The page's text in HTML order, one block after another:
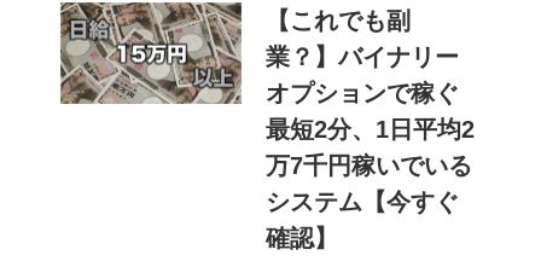
【これでも副
業？】バイナリー
オプションで稼ぐ
最短2分、1日平均2
万7千円稼いでいる
システム【今すぐ
確認】